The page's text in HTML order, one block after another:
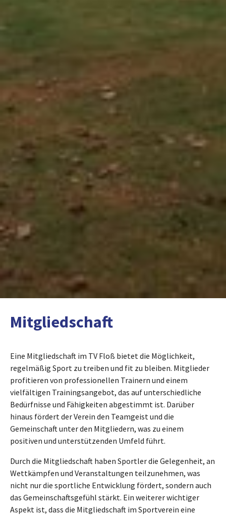
Mitgliedschaft
Eine Mitgliedschaft im TV Floß bietet die Möglichkeit,
regelmäßig Sport zu treiben und fit zu bleiben. Mitglieder
profitieren von professionellen Trainern und einem
vielfältigen Trainingsangebot, das auf unterschiedliche
Bedürfnisse und Fähigkeiten abgestimmt ist. Darüber
hinaus fördert der Verein den Teamgeist und die
Gemeinschaft unter den Mitgliedern, was zu einem
positiven und unterstützenden Umfeld führt.
Durch die Mitgliedschaft haben Sportler die Gelegenheit, an
Wettkämpfen und Veranstaltungen teilzunehmen, was
nicht nur die sportliche Entwicklung fördert, sondern auch
das Gemeinschaftsgefühl stärkt. Ein weiterer wichtiger
Aspekt ist, dass die Mitgliedschaft im Sportverein eine